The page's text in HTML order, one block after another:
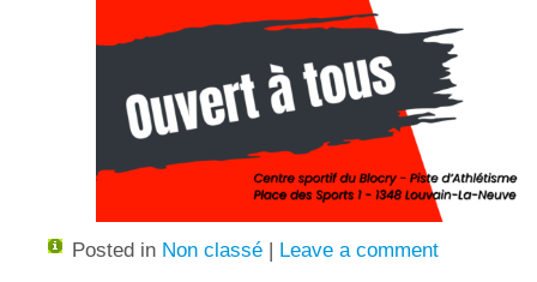
Posted in Non classé | Leave a comment